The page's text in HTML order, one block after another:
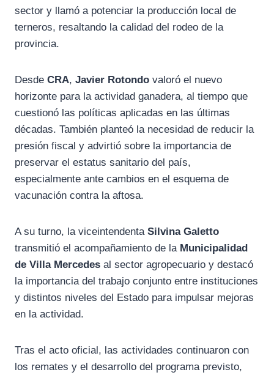
sector y llamó a potenciar la producción local de
terneros, resaltando la calidad del rodeo de la
provincia.
Desde CRA, Javier Rotondo valoró el nuevo
horizonte para la actividad ganadera, al tiempo que
cuestionó las políticas aplicadas en las últimas
décadas. También planteó la necesidad de reducir la
presión fiscal y advirtió sobre la importancia de
preservar el estatus sanitario del país,
especialmente ante cambios en el esquema de
vacunación contra la aftosa.
A su turno, la viceintendenta Silvina Galetto
transmitió el acompañamiento de la Municipalidad
de Villa Mercedes al sector agropecuario y destacó
la importancia del trabajo conjunto entre instituciones
y distintos niveles del Estado para impulsar mejoras
en la actividad.
Tras el acto oficial, las actividades continuaron con
los remates y el desarrollo del programa previsto,